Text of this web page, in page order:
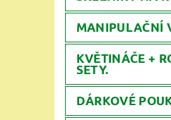
MANIPULAČNÍ
KVĚTINÁČE +
SETY.
DÁRKOVÉ